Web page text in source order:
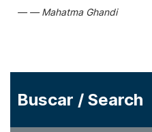
Mahatma Ghandi
Buscar / Search